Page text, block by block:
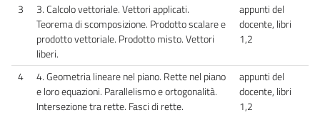
3
3. Calcolo vettoriale. Vettori applicati.
Teorema di scomposizione. Prodotto scalare e
prodotto vettoriale. Prodotto misto. Vettori
liberi.
appunti del
docente, libri
1,2
4
4. Geometria lineare nel piano. Rette nel piano
e loro equazioni. Parallelismo e ortogonalità.
Intersezione tra rette. Fasci di rette.
appunti del
docente, libri
1,2